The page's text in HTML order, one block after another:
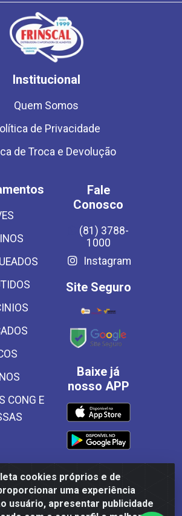
cookies próprios e de
uma experiência
usuário, apresentar publicidade
Institucional
Quem Somos
de Privacidade
de Troca e Devolução
CONG E
Fale
Conosco
(81) 3788-
1000
Instagram
Site Seguro
Baixe já
nosso APP
e Importadora de Alimentos LTDA -
Sul Km 187, 310 Galpão - Santa Rosa,
55540-000 - CNPJ 03.504.437/0001-50